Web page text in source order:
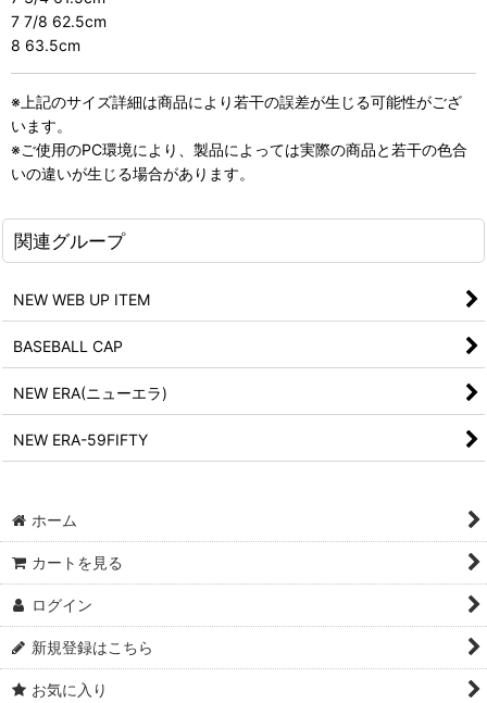
7 7/8 62.5cm
8 63.5cm
※上記のサイズ詳細は商品により若干の誤差が生じる可能性がござ
います。
※ご使用のPC環境により、製品によっては実際の商品と若干の色合
いの違いが生じる場合があります。
関連グループ
NEW WEB UP ITEM
BASEBALL CAP
NEW ERA(ニューエラ)
NEW ERA-59FIFTY
ホーム
カートを見る
ログイン
新規登録はこちら
お気に入り